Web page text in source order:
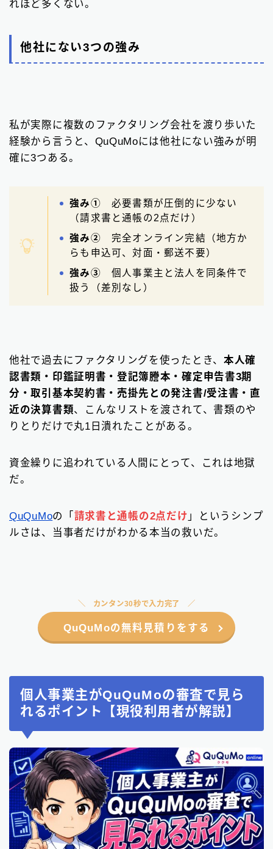
れほど多くない。
他社にない3つの強み
私が実際に複数のファクタリング会社を渡り歩いた
経験から言うと、QuQuMoには他社にない強みが明
確に3つある。
強み① 必要書類が圧倒的に少ない
（請求書と通帳の2点だけ）
強み② 完全オンライン完結（地方か
らも申込可、対面・郵送不要）
強み③ 個人事業主と法人を同条件で
扱う（差別なし）
他社で過去にファクタリングを使ったとき、 本人確
認書類・印鑑証明書・登記簿謄本・確定申告書3期
分・取引基本契約書・売掛先との発注書/受注書・直
近の決算書類、こんなリストを渡されて、書類のや
りとりだけで丸1日潰れたことがある。
資金繰りに追われている人間にとって、これは地獄
だ。
QuQuMoの「 請求書と通帳の2点だけ 」というシンプ
ルさは、当事者だけがわかる本当の救いだ。
カンタン30秒で入力完了
QuQuMoの無料見積りをする
個人事業主がQuQuMoの審査で見ら
れるポイント【現役利用者が解説】